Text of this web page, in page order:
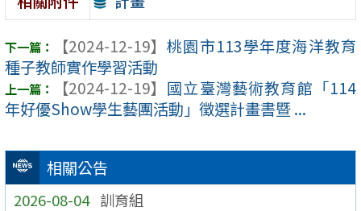
相關公告
2026-08-04 訓育組
【2024-12-19】 桃園市113學年度海洋教育
種子教師實作學習活動
【2024-12-19】 國立臺灣藝術教育館「114
年好優Show學生藝團活動」徵選計畫書暨 ...